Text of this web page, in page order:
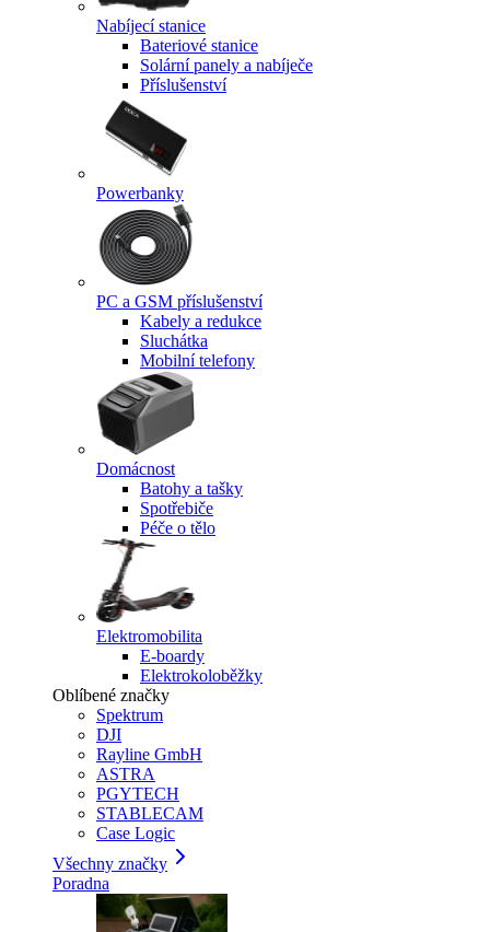
Nabíjecí stanice
Bateriové stanice
Solární panely a nabíječe
Příslušenství
Powerbanky
PC a GSM příslušenství
Kabely a redukce
Sluchátka
Mobilní telefony
Domácnost
Batohy a tašky
Spotřebiče
Péče o tělo
Elektromobilita
E-boardy
Elektrokoloběžky
Oblíbené značky
Spektrum
DJI
Rayline GmbH
ASTRA
PGYTECH
STABLECAM
Case Logic
Všechny značky
Poradna